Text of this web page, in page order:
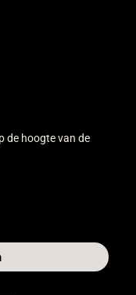
de hoogte van de